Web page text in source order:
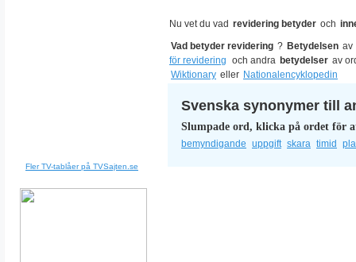
Fler TV-tablåer på TVSajten.se
Nu vet du vad revidering betyder och
Vad betyder revidering ? Betydelsen av
för revidering och andra betydelser av
Wiktionary eller Nationalencyklopedin
Svenska synonymer till
Slumpade ord, klicka på ordet för
bemyndigande uppgift skara timid